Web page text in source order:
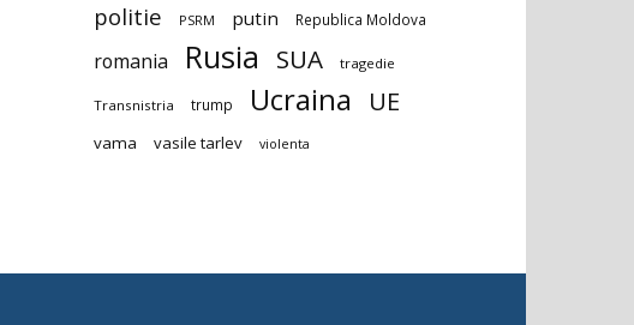
politie PSRM putin Republica Moldova
romania Rusia SUA tragedie
Transnistria trump Ucraina UE
vama vasile tarlev violenta